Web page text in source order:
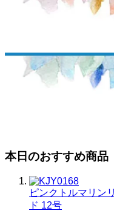
本日のおすすめ商品
ピンクトルマリン
ド 12号